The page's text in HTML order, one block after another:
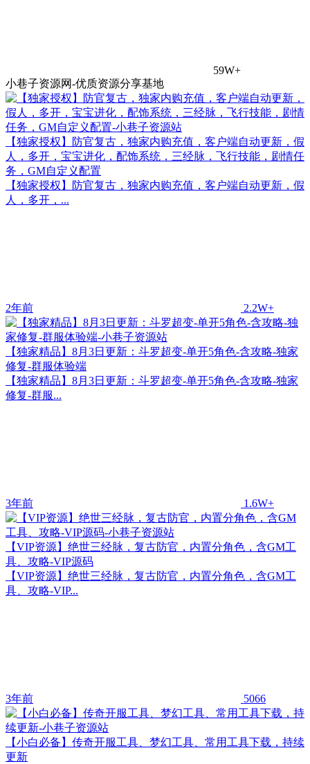
59W+
小巷子资源网-优质资源分享基地
【独家授权】防官复古，独家内购充值，客户端自动更新，假
人，多开，宝宝进化，配饰系统，三经脉，飞行技能，剧情任
务，GM自定义配置
【独家授权】防官复古，独家内购充值，客户端自动更新，假
人，多开，...
2年前 2.2W+
【独家精品】8月3日更新：斗罗超变-单开5角色-含攻略-独家
修复-群服体验端
【独家精品】8月3日更新：斗罗超变-单开5角色-含攻略-独家
修复-群服...
3年前 1.6W+
【VIP资源】绝世三经脉，复古防官，内置分角色，含GM工
具、攻略-VIP源码
【VIP资源】绝世三经脉，复古防官，内置分角色，含GM工
具、攻略-VIP...
3年前 5066
【小白必备】传奇开服工具、梦幻工具、常用工具下载，持续
更新